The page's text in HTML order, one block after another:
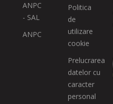
ANPC
- SAL
ANPC
Politica
de
utilizare
cookie
Prelucrarea
datelor cu
caracter
personal